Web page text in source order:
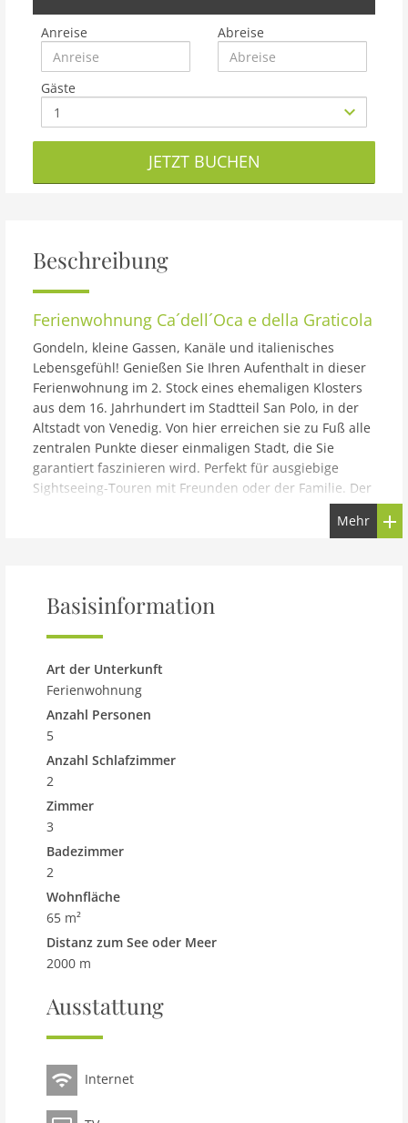
Anreise Abreise
Gäste
JETZT BUCHEN
Beschreibung
Ferienwohnung Ca´dell´Oca e della Graticola
Gondeln, kleine Gassen, Kanäle und italienisches
Lebensgefühl! Genießen Sie Ihren Aufenthalt in dieser
Ferienwohnung im 2. Stock eines ehemaligen Klosters
aus dem 16. Jahrhundert im Stadtteil San Polo, in der
Altstadt von Venedig. Von hier erreichen sie zu Fuß alle
zentralen Punkte dieser einmaligen Stadt, die Sie
garantiert faszinieren wird. Perfekt für ausgiebige
Sightseeing-Touren mit Freunden oder der Familie. Der
gepflegten, privaten Innenhof, von dem man über zwei
Mehr
Basisinformation
Art der Unterkunft
Ferienwohnung
Anzahl Personen
5
Anzahl Schlafzimmer
2
Zimmer
3
Badezimmer
2
Wohnfläche
65 m²
Distanz zum See oder Meer
2000 m
Ausstattung
Internet